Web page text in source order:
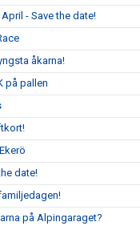
- Save the date!
åkarna!
på pallen
date!
på Alpingaraget?